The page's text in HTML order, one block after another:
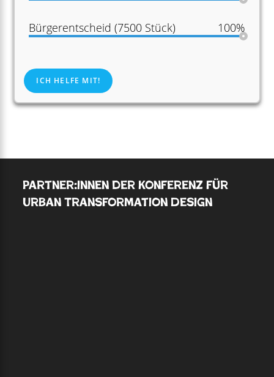
Bürgerentscheid (7500 Stück) 100%
ICH HELFE MIT!
Partner:innen der Konferenz für
Urban Transformation Design